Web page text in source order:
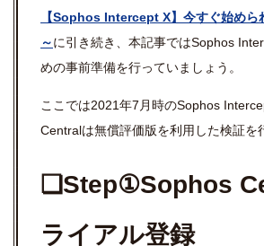
【Sophos Intercept X】今すぐ始め
～に引き続き、本記事ではSophos
めの事前準備を行っていましょう。
ここでは2021年7月時のSophos
Centralは無償評価版を利用した検証を
❏Step①Sophos
ライアル登録